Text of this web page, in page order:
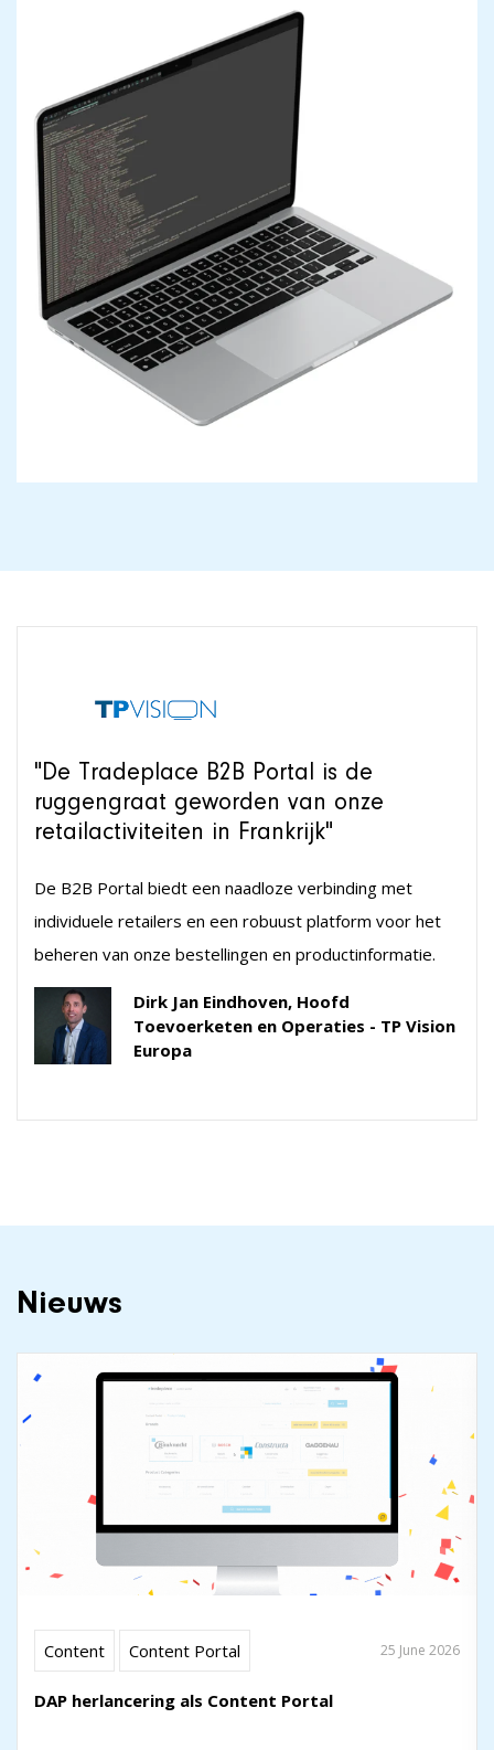
"De Tradeplace B2B Portal is de
ruggengraat geworden van onze
retailactiviteiten in Frankrijk"
De B2B Portal biedt een naadloze verbinding met
individuele retailers en een robuust platform voor het
beheren van onze bestellingen en productinformatie.
Dirk Jan Eindhoven, Hoofd
Toevoerketen en Operaties - TP Vision
Europa
Nieuws
Content Content Portal 25 June 2026
DAP herlancering als Content Portal